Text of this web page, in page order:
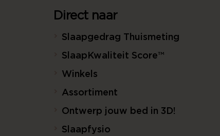
Direct naar
Slaapgedrag Thuismeting
SlaapKwaliteit Score™
Winkels
Assortiment
Ontwerp jouw bed in 3D!
Slaapfysio